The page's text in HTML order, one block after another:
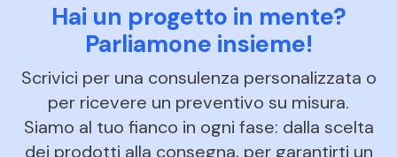
Hai un progetto in mente?
Parliamone insieme!
Scrivici per una consulenza personalizzata o
per ricevere un preventivo su misura.
Siamo al tuo fianco in ogni fase: dalla scelta
dei prodotti alla consegna, per garantirti un